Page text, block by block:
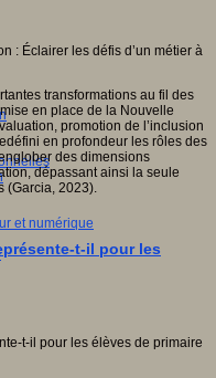
et numérique
transformations au fil des
en place de la Nouvelle
promotion de l’inclusion
en profondeur les rôles des
des dimensions
dépassant ainsi la seule
(Garcia, 2023).
t-il pour les